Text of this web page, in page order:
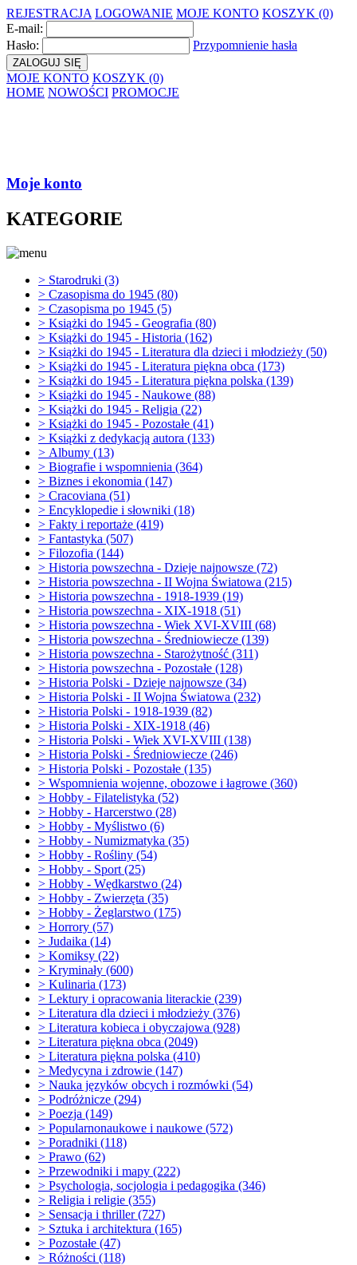
REJESTRACJA LOGOWANIE MOJE KONTO KOSZYK (0)
E-mail:
Hasło:
Przypomnienie hasła
ZALOGUJ SIĘ
MOJE KONTO KOSZYK (0)
HOME NOWOŚCI PROMOCJE
Moje konto
KATEGORIE
> Starodruki (3)
> Czasopisma do 1945 (80)
> Czasopisma po 1945 (5)
> Książki do 1945 - Geografia (80)
> Książki do 1945 - Historia (162)
> Książki do 1945 - Literatura dla dzieci i młodzieży (50)
> Książki do 1945 - Literatura piękna obca (173)
> Książki do 1945 - Literatura piękna polska (139)
> Książki do 1945 - Naukowe (88)
> Książki do 1945 - Religia (22)
> Książki do 1945 - Pozostałe (41)
> Książki z dedykacją autora (133)
> Albumy (13)
> Biografie i wspomnienia (364)
> Biznes i ekonomia (147)
> Cracoviana (51)
> Encyklopedie i słowniki (18)
> Fakty i reportaże (419)
> Fantastyka (507)
> Filozofia (144)
> Historia powszechna - Dzieje najnowsze (72)
> Historia powszechna - II Wojna Światowa (215)
> Historia powszechna - 1918-1939 (19)
> Historia powszechna - XIX-1918 (51)
> Historia powszechna - Wiek XVI-XVIII (68)
> Historia powszechna - Średniowiecze (139)
> Historia powszechna - Starożytność (311)
> Historia powszechna - Pozostałe (128)
> Historia Polski - Dzieje najnowsze (34)
> Historia Polski - II Wojna Światowa (232)
> Historia Polski - 1918-1939 (82)
> Historia Polski - XIX-1918 (46)
> Historia Polski - Wiek XVI-XVIII (138)
> Historia Polski - Średniowiecze (246)
> Historia Polski - Pozostałe (135)
> Wspomnienia wojenne, obozowe i łagrowe (360)
> Hobby - Filatelistyka (52)
> Hobby - Harcerstwo (28)
> Hobby - Myślistwo (6)
> Hobby - Numizmatyka (35)
> Hobby - Rośliny (54)
> Hobby - Sport (25)
> Hobby - Wędkarstwo (24)
> Hobby - Zwierzęta (35)
> Hobby - Żeglarstwo (175)
> Horrory (57)
> Judaika (14)
> Komiksy (22)
> Kryminały (600)
> Kulinaria (173)
> Lektury i opracowania literackie (239)
> Literatura dla dzieci i młodzieży (376)
> Literatura kobieca i obyczajowa (928)
> Literatura piękna obca (2049)
> Literatura piękna polska (410)
> Medycyna i zdrowie (147)
> Nauka języków obcych i rozmówki (54)
> Podróżnicze (294)
> Poezja (149)
> Popularnonaukowe i naukowe (572)
> Poradniki (118)
> Prawo (62)
> Przewodniki i mapy (222)
> Psychologia, socjologia i pedagogika (346)
> Religia i religie (355)
> Sensacja i thriller (727)
> Sztuka i architektura (165)
> Pozostałe (47)
> Różności (118)